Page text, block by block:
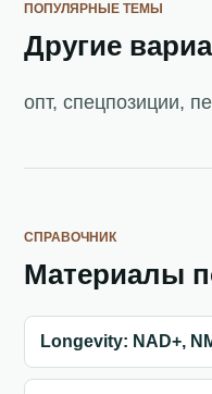
ПОПУЛЯРНЫЕ ТЕМЫ
Другие
опт, спецпозиции,
СПРАВОЧНИК
Материалы
Longevity: NAD+,